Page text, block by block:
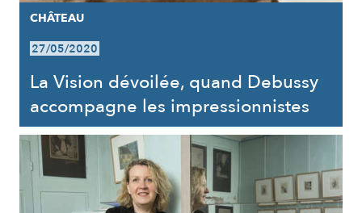
CHÂTEAU
27/05/2020
La Vision dévoilée, quand Debussy
accompagne les impressionnistes